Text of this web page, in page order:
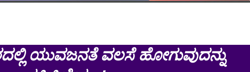
ಯುವಜನತೆ ವಲಸೆ ಹೋಗುವುದನ್ನು